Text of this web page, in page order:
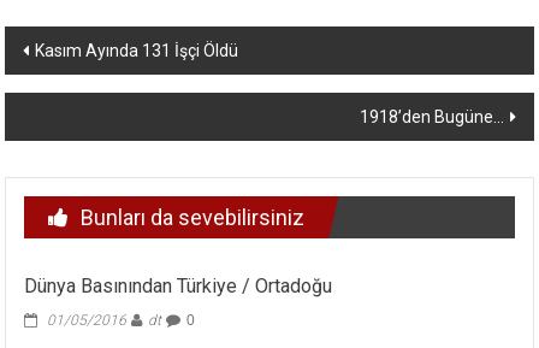
Yazı
dolaşımı
Kasım Ayında 131 İşçi Öldü
1918’den Bugüne…
Bunları da sevebilirsiniz
Dünya Basınından Türkiye / Ortadoğu
01/05/2016 dt 0